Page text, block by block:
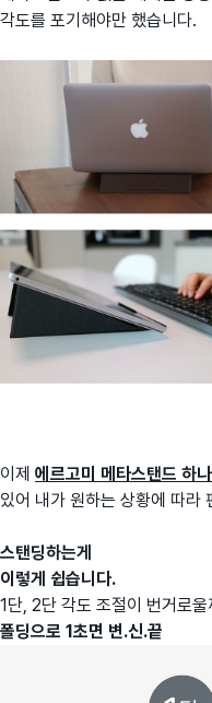
각도를 포기해야만 했습니다.
이제 에르고미 메타스탠드 하
있어 내가 원하는 상황에 따라
스탠딩하는게
이렇게 쉽습니다.
1단, 2단 각도 조절이 번거로
폴딩으로 1초면 변.신.끝